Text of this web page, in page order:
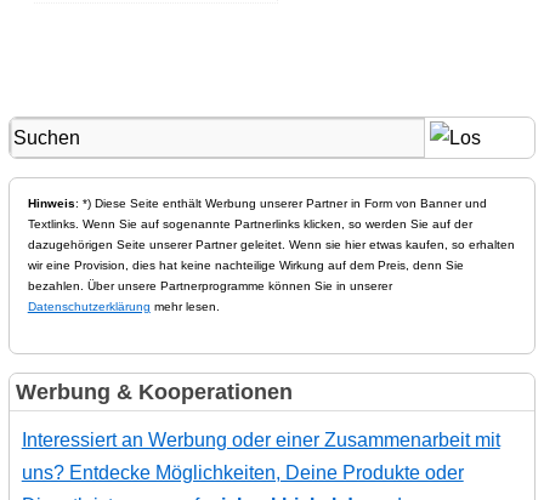
Hinweis: *) Diese Seite enthält Werbung unserer Partner in Form von Banner und
Textlinks. Wenn Sie auf sogenannte Partnerlinks klicken, so werden Sie auf der
dazugehörigen Seite unserer Partner geleitet. Wenn sie hier etwas kaufen, so erhalten
wir eine Provision, dies hat keine nachteilige Wirkung auf dem Preis, denn Sie
bezahlen. Über unsere Partnerprogramme können Sie in unserer
Datenschutzerklärung mehr lesen.
Werbung & Kooperationen
Interessiert an Werbung oder einer Zusammenarbeit mit
uns? Entdecke Möglichkeiten, Deine Produkte oder